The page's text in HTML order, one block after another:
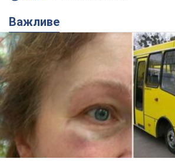
розмовляючи російською
поліція склала адмінпротокол.
На місце події прибули патрульні
оперативна група
7.08.2026 18:40 11,5 т.
"Воюють, бо дурні": у Чернівцях
водій автобуса зневажив
українських військових і